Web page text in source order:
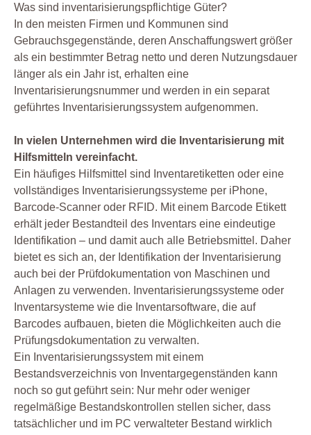
Was sind inventarisierungspflichtige Güter?
In den meisten Firmen und Kommunen sind
Gebrauchsgegenstände, deren Anschaffungswert größer
als ein bestimmter Betrag netto und deren Nutzungsdauer
länger als ein Jahr ist, erhalten eine
Inventarisierungsnummer und werden in ein separat
geführtes Inventarisierungssystem aufgenommen.
In vielen Unternehmen wird die Inventarisierung mit
Hilfsmitteln vereinfacht.
Ein häufiges Hilfsmittel sind Inventaretiketten oder eine
vollständiges Inventarisierungssysteme per iPhone,
Barcode-Scanner oder RFID. Mit einem Barcode Etikett
erhält jeder Bestandteil des Inventars eine eindeutige
Identifikation – und damit auch alle Betriebsmittel. Daher
bietet es sich an, der Identifikation der Inventarisierung
auch bei der Prüfdokumentation von Maschinen und
Anlagen zu verwenden. Inventarisierungssysteme oder
Inventarsysteme wie die Inventarsoftware, die auf
Barcodes aufbauen, bieten die Möglichkeiten auch die
Prüfungsdokumentation zu verwalten.
Ein Inventarisierungssystem mit einem
Bestandsverzeichnis von Inventargegenständen kann
noch so gut geführt sein: Nur mehr oder weniger
regelmäßige Bestandskontrollen stellen sicher, dass
tatsächlicher und im PC verwalteter Bestand wirklich